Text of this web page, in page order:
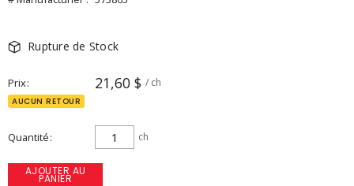
Rupture de Stock
Prix 21,60 $ / ch
AUCUN RETOUR
Quantité ch
AJOUTER AU
PANIER